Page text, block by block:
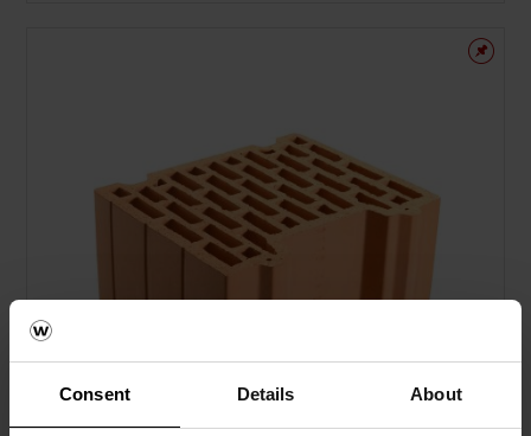
Consent Details About